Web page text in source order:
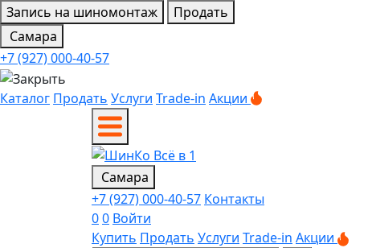
Запись на шиномонтаж
Продать
Самара
+7 (927) 000-40-57
Каталог Продать Услуги Trade-in Акции
Самара
+7 (927) 000-40-57 Контакты
00 Войти
Купить Продать Услуги Trade-in Акции